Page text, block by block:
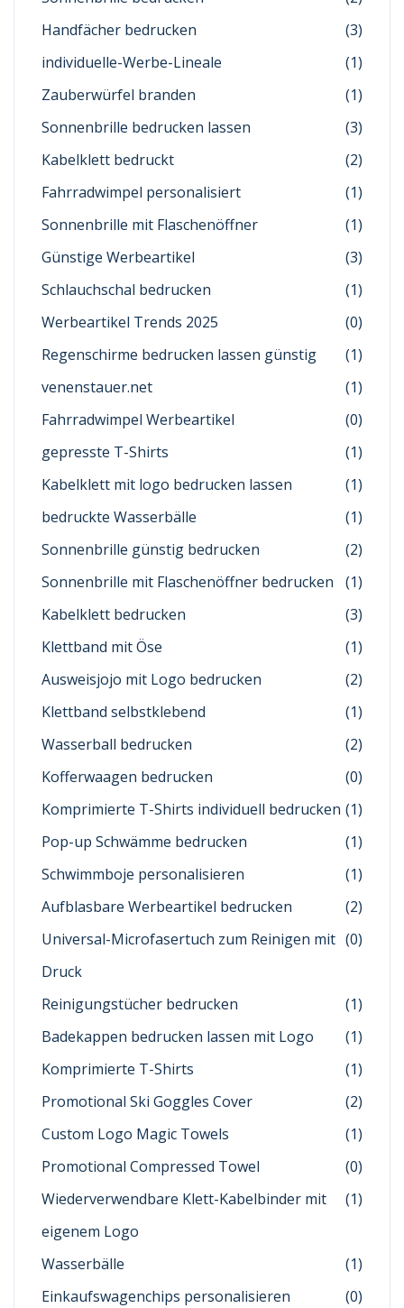
Handfächer bedrucken
(3)
individuelle-Werbe-Lineale
(1)
Zauberwürfel branden
(1)
Sonnenbrille bedrucken lassen
(3)
Kabelklett bedruckt
(2)
Fahrradwimpel personalisiert
(1)
Sonnenbrille mit Flaschenöffner
(1)
Günstige Werbeartikel
(3)
Schlauchschal bedrucken
(1)
Werbeartikel Trends 2025
(0)
Regenschirme bedrucken lassen günstig
(1)
venenstauer.net
(1)
Fahrradwimpel Werbeartikel
(0)
gepresste T-Shirts
(1)
Kabelklett mit logo bedrucken lassen
(1)
bedruckte Wasserbälle
(1)
Sonnenbrille günstig bedrucken
(2)
Sonnenbrille mit Flaschenöffner bedrucken
(1)
Kabelklett bedrucken
(3)
Klettband mit Öse
(1)
Ausweisjojo mit Logo bedrucken
(2)
Klettband selbstklebend
(1)
Wasserball bedrucken
(2)
Kofferwaagen bedrucken
(0)
Komprimierte T-Shirts individuell bedrucken (1)
Pop-up Schwämme bedrucken
(1)
Schwimmboje personalisieren
(1)
Aufblasbare Werbeartikel bedrucken
(2)
Universal-Microfasertuch zum Reinigen mit
Druck
(0)
Reinigungstücher bedrucken
(1)
Badekappen bedrucken lassen mit Logo
(1)
Komprimierte T-Shirts
(1)
Promotional Ski Goggles Cover
(2)
Custom Logo Magic Towels
(1)
Promotional Compressed Towel
(0)
Wiederverwendbare Klett-Kabelbinder mit
eigenem Logo
(1)
Wasserbälle
(1)
Einkaufswagenchips personalisieren
(0)